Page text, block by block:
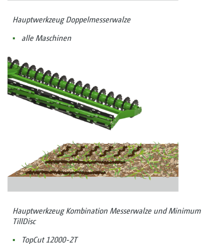
Hauptwerkzeug Doppelmesserwalze
alle Maschinen
Hauptwerkzeug Kombination Messerwalze und Minimum
TillDisc
TopCut 12000-2T